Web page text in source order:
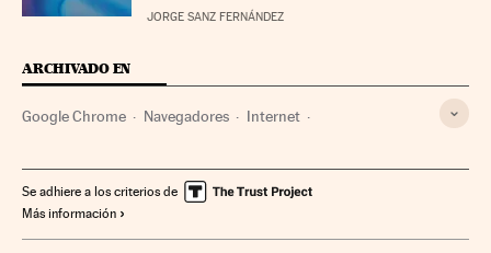
JORGE SANZ FERNÁNDEZ
ARCHIVADO EN
Google Chrome Navegadores Internet
Se adhiere a los criterios de
Más información